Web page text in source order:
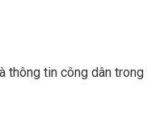
thông tin công dân trong